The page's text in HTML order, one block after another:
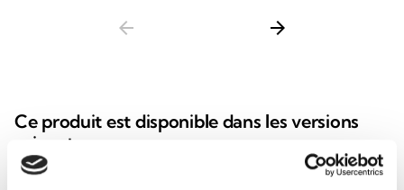
arrow_back arrow_forward
Ce produit est disponible dans les versions
suivantes